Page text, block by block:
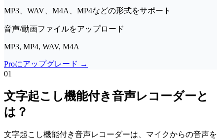
MP3、WAV、M4A、MP4などの形式をサポート
音声/動画ファイルをアップロード
MP3, MP4, WAV, M4A
Proにアップグレード →
01
文字起こし機能付き音声レコーダーと
は？
文字起こし機能付き音声レコーダーは、マイクからの音声を